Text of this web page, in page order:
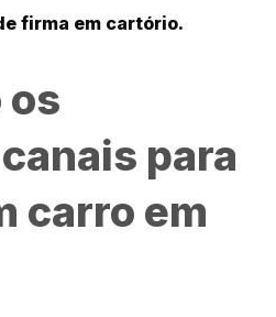
firma em cartório.
os
para
carro em